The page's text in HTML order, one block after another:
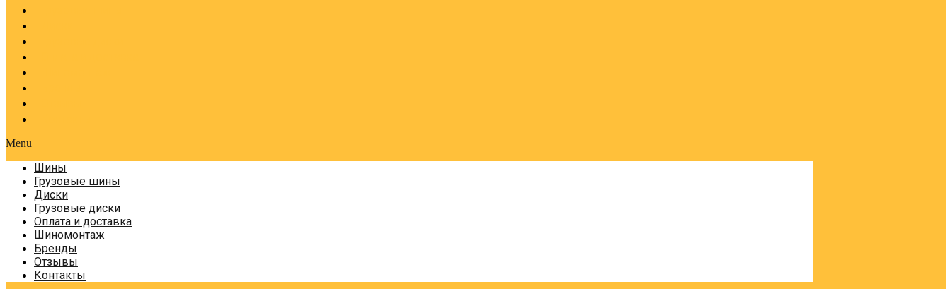
Menu
Шины
Грузовые шины
Диски
Грузовые диски
Оплата и доставка
Шиномонтаж
Бренды
Отзывы
Контакты